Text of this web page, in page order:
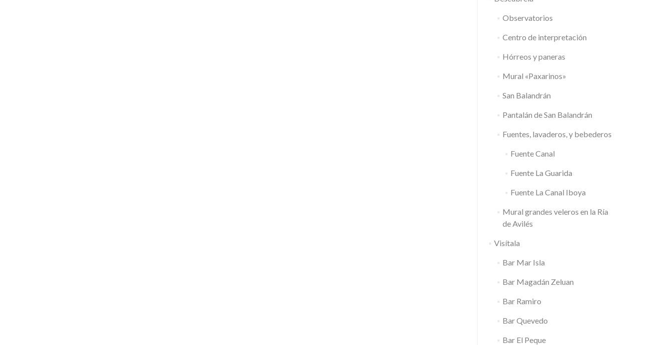
Observatorios
Centro de interpretación
Hórreos y paneras
Mural «Paxarinos»
San Balandrán
Pantalán de San Balandrán
Fuentes, lavaderos, y bebederos
Fuente Canal
Fuente La Guarida
Fuente La Canal Iboya
Mural grandes veleros en la Ría
de Avilés
Visítala
Bar Mar Isla
Bar Magadán Zeluan
Bar Ramiro
Bar Quevedo
Bar El Peque